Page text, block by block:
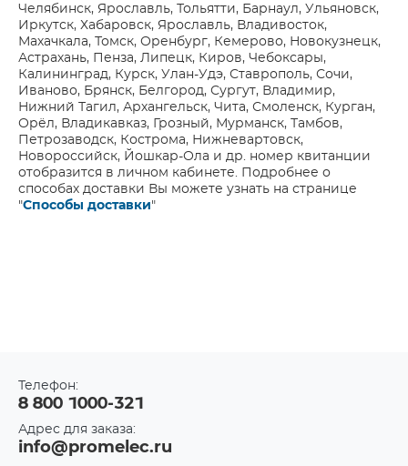
Челябинск, Ярославль, Тольятти, Барнаул, Ульяновск,
Иркутск, Хабаровск, Ярославль, Владивосток,
Махачкала, Томск, Оренбург, Кемерово, Новокузнецк,
Астрахань, Пенза, Липецк, Киров, Чебоксары,
Калининград, Курск, Улан-Удэ, Ставрополь, Сочи,
Иваново, Брянск, Белгород, Сургут, Владимир,
Нижний Тагил, Архангельск, Чита, Смоленск, Курган,
Орёл, Владикавказ, Грозный, Мурманск, Тамбов,
Петрозаводск, Кострома, Нижневартовск,
Новороссийск, Йошкар-Ола и др. номер квитанции
отобразится в личном кабинете. Подробнее о
способах доставки Вы можете узнать на странице
"Способы доставки"
Телефон:
8 800 1000-321
Адрес для заказа:
info@promelec.ru